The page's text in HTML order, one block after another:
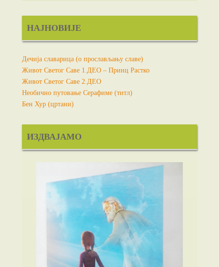
НАЈНОВИЈЕ
Дечија славарица (о прослављању славе)
Живот Светог Саве 1.ДЕО – Принц Растко
Живот Светог Саве 2.ДЕО
Необично путовање Серафиме (титл)
Бен Хур (цртани)
ИЗДВАЈАМО